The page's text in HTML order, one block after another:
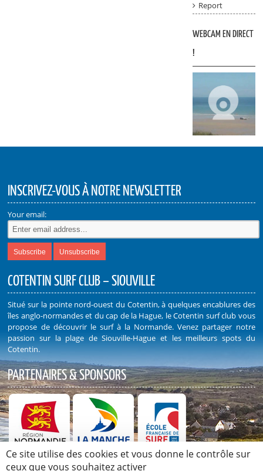
Report
WEBCAM EN DIRECT
!
INSCRIVEZ-VOUS À NOTRE NEWSLETTER
Your email:
COTENTIN SURF CLUB – SIOUVILLE
Situé sur la pointe nord-ouest du Cotentin, à quelques encablures des
îles anglo-normandes et du cap de la Hague, le Cotentin surf club vous
propose de découvrir le surf à la Normande. Venez partager notre
passion sur la plage de Siouville-Hague et les meilleurs spots du
Cotentin.
PARTENAIRES & SPONSORS
Découvrez nos Partenaires et Sponsors
Ce site utilise des cookies et vous donne le contrôle sur
ceux que vous souhaitez activer